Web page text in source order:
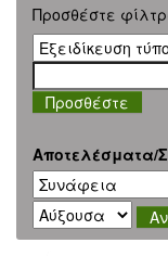
Προσθέστε
Αποτελέσματα/